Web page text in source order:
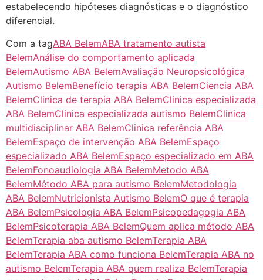
estabelecendo hipóteses diagnósticas e o diagnóstico
diferencial.
Com a tagABA BelemABA tratamento autista
BelemAnálise do comportamento aplicada
BelemAutismo ABA BelemAvaliação Neuropsicológica
Autismo BelemBenefício terapia ABA BelemCiencia ABA
BelemClinica de terapia ABA BelemClinica especializada
ABA BelemClinica especializada autismo BelemClinica
multidisciplinar ABA BelemClinica referência ABA
BelemEspaço de intervenção ABA BelemEspaço
especializado ABA BelemEspaço especializado em ABA
BelemFonoaudiologia ABA BelemMetodo ABA
BelemMétodo ABA para autismo BelemMetodologia
ABA BelemNutricionista Autismo BelemO que é terapia
ABA BelemPsicologia ABA BelemPsicopedagogia ABA
BelemPsicoterapia ABA BelemQuem aplica método ABA
BelemTerapia aba autismo BelemTerapia ABA
BelemTerapia ABA como funciona BelemTerapia ABA no
autismo BelemTerapia ABA quem realiza BelemTerapia